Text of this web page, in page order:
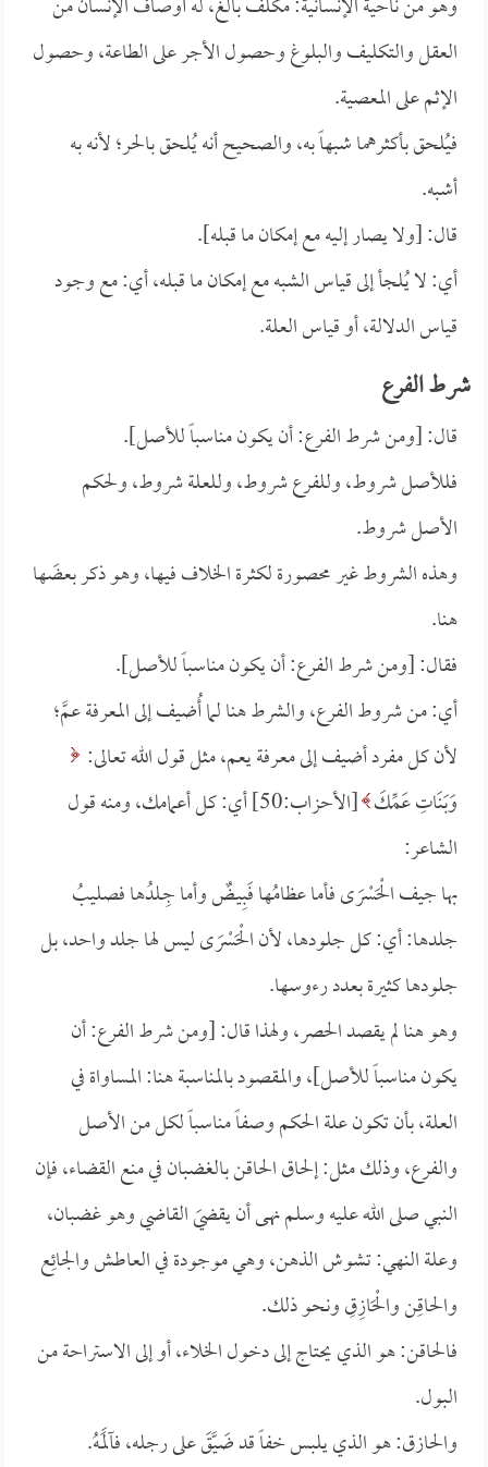
العقل والتكليف والبلوغ وحصول الأجر على الطاعة، وحصول
الإثم على المعصية.
فيُلحق بأكثرهما شبهاً به، والصحيح أنه يُلحق بالحر؛ لأنه به
أشبه.
قال: [ولا يصار إليه مع إمكان ما قبله].
أي: لا يُلجأ إلى قياس الشبه مع إمكان ما قبله، أي: مع وجود
قياس الدلالة، أو قياس العلة.
شرط الفرع
قال: [ومن شرط الفرع: أن يكون مناسباً للأصل].
فللأصل شروط، وللفرع شروط، وللعلة شروط، ولحكم
الأصل شروط.
وهذه الشروط غير محصورة لكثرة الخلاف فيها، وهو ذكر بعضَها
هنا.
فقال: [ومن شرط الفرع: أن يكون مناسباً للأصل].
أي: من شروط الفرع، والشرط هنا لما أُضيف إلى المعرفة عمَّ؛
لأن كل مفرد أضيف إلى معرفة يعم، مثل قول الله تعالى:
وَبَنَاتِ عَمِّكَ
[الأحزاب:50] أي: كل أعمامك، ومنه قول
الشاعر:
بها جيف الْحَسْرَى فأما عظامُها فَبِيـضٌ وأما جِـلدُها فصليبُ
جلدها: أي: كل جلودها، لأن الْحَسْرَى ليس لها جلد واحد، بل
جلودها كثيرة بعدد رءوسها.
وهو هنا لم يقصد الحصر، ولهذا قال: [ومن شرط الفرع: أن
يكون مناسباً للأصل]، والمقصود بالمناسبة هنا: المساواة في
العلة، بأن تكون علة الحكم وصفاً مناسباً لكل من الأصل
والفرع، وذلك مثل: إلحاق الحاقن بالغضبان في منع القضاء، فإن
النبي صلى الله عليه وسلم نهـى أن يقضيَ القاضي وهو غضبان،
وعلة النهي: تشوش الذهن، وهي موجودة في العاطش والجائِع
والحاقِن والْحَازِقِ ونحو ذلك.
فالحاقن: هو الذي يحتاج إلى دخول الخلاء، أو إلى الاستراحة من
البول.
والحازق: هو الذي يلبس خفاً قد ضَيَّقَ على رجله، فآلَمَهُ.